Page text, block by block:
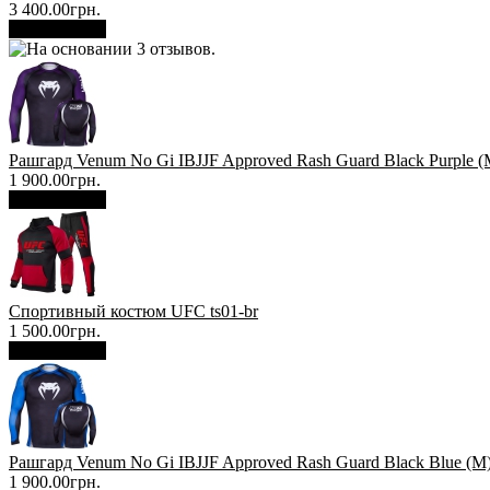
3 400.00грн.
Рашгард Venum No Gi IBJJF Approved Rash Guard Black Purple
1 900.00грн.
Спортивный костюм UFC ts01-br
1 500.00грн.
Рашгард Venum No Gi IBJJF Approved Rash Guard Black Blue
1 900.00грн.